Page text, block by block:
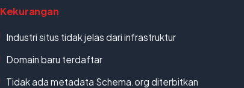
Kekurangan
Industri situs tidak jelas dari infrastruktur
Domain baru terdaftar
Tidak ada metadata Schema.org diterbitkan